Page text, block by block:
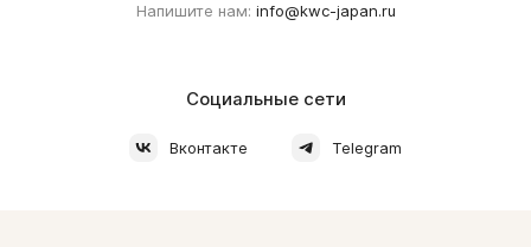
Напишите нам: info@kwc-japan.ru
Социальные сети
Вконтакте Telegram